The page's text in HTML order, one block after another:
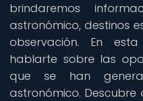
brindaremos
astronómico, destinos
observación. En
hablarte sobre las
que se han
astronómico.